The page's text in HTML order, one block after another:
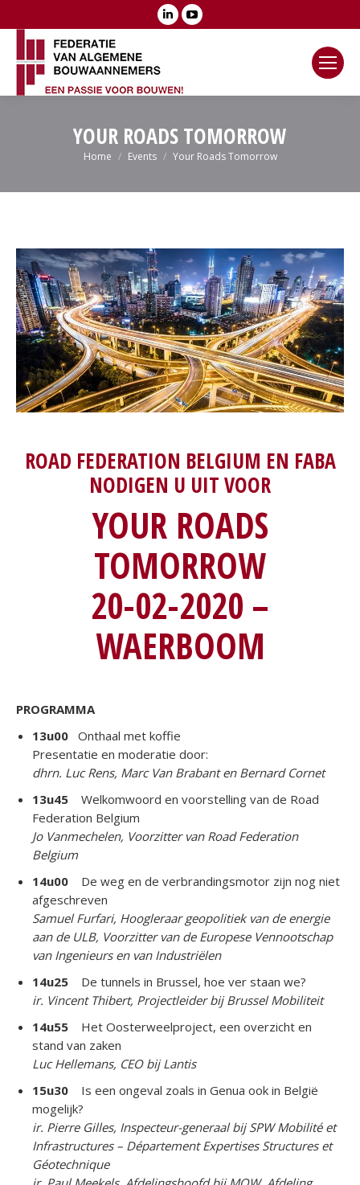
Linkedin
new
YouTube
new
YOUR ROADS TOMORROW
Je bent hier:
Home Events Your Roads Tomorrow
ROAD FEDERATION BELGIUM EN FABA
NODIGEN U UIT VOOR
YOUR ROADS
TOMORROW
20-02-2020 –
WAERBOOM
PROGRAMMA
13u00 Onthaal met koffie
Presentatie en moderatie door:
dhrn. Luc Rens, Marc Van Brabant en Bernard Cornet
13u45 Welkomwoord en voorstelling van de Road
Federation Belgium​
Jo Vanmechelen, Voorzitter van Road Federation
Belgium
14u00 De weg en de verbrandingsmotor zijn nog niet
afgeschreven
Samuel Furfari, Hoogleraar geopolitiek van de energie
aan de ULB, Voorzitter van de Europese Vennootschap
van Ingenieurs en van Industriëlen
14u25 De tunnels in Brussel, hoe ver staan we?
ir. Vincent Thibert, Projectleider bij Brussel Mobiliteit
14u55 Het Oosterweelproject, een overzicht en
stand van zaken
Luc Hellemans, CEO bij Lantis
15u30 Is een ongeval zoals in Genua ook in België
mogelijk?
ir. Pierre Gilles, Inspecteur-generaal bij SPW Mobilité et
Infrastructures – Département Expertises Structures et
Géotechnique